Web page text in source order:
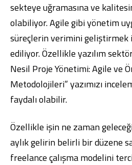
sekteye uğramasına ve
olabiliyor. Agile gibi yönetim
süreçlerin verimini geliştirmek
ediliyor. Özellikle yazılım
Nesil Proje Yönetimi: Agile ve
Metodolojileri”yazımızı
faydalı olabilir.
Özellikle işin ne zaman
aylık gelirin belirli bir düzene
freelance çalışma modelini